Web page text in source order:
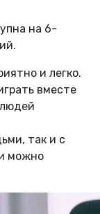
на 6-
и легко.
вместе
так и с
можно